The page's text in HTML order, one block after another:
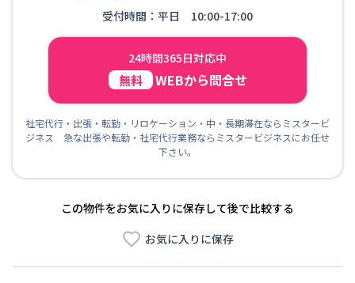
受付時間：平日 10:00-17:00
24時間365日対応中
無料 WEBから問合せ
社宅代行・出張・転勤・リロケーション・中・長期滞在ならミスタービ
ジネス 急な出張や転勤・社宅代行業務ならミスタービジネスにお任せ
下さい。
この物件をお気に入りに保存して後で比較する
お気に入りに保存